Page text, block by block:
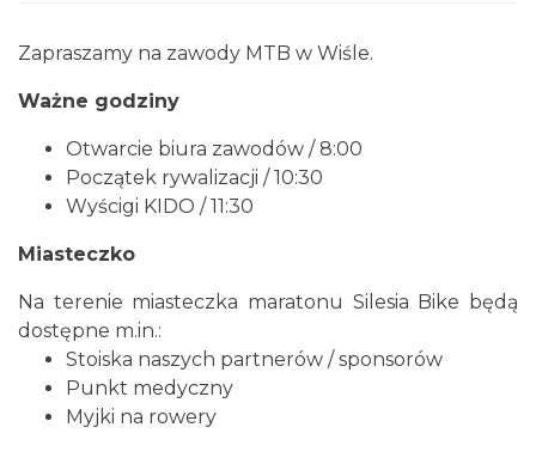
Pokazy tradycji - wyrób masła i sera w
Muzeum Beskidzkim
0.03 km
Zapraszamy na zawody MTB w Wiśle.
Ważne godziny
Otwarcie biura zawodów / 8:00
Początek rywalizacji / 10:30
Wyścigi KIDO / 11:30
Miasteczko
Na terenie miasteczka maratonu Silesia Bike będą
dostępne m.in.:
Stoiska naszych partnerów / sponsorów
Punkt medyczny
Myjki na rowery